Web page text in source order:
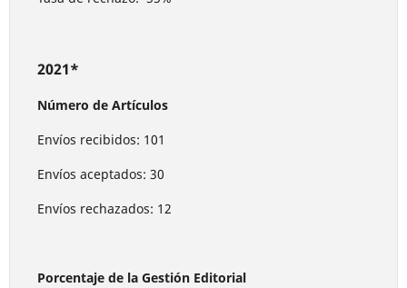
2021*
Número de Artículos
Envíos recibidos: 101
Envíos aceptados: 30
Envíos rechazados: 12
Porcentaje de la Gestión Editorial